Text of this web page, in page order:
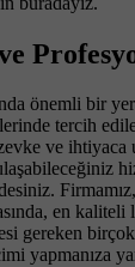
önemli bir
tercih
ve ihtiyaca
en kaliteli
gereken
yapmanıza